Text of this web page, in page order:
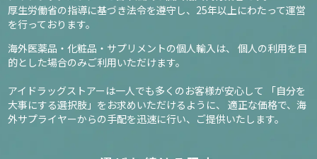
厚生労働省の指導に基づき法令を遵守し、 25年以上にわたって運営
を行っております。
海外医薬品・化粧品・サプリメントの個人輸入は、
個人の利用を目
的とした場合のみご利用いただけます。
アイドラッグストアーは一人でも多くのお客様が安心して
「自分を
大事にする選択肢」をお求めいただけるように、
適正な価格で、海
外サプライヤーからの手配を迅速に行い、ご提供いたします。